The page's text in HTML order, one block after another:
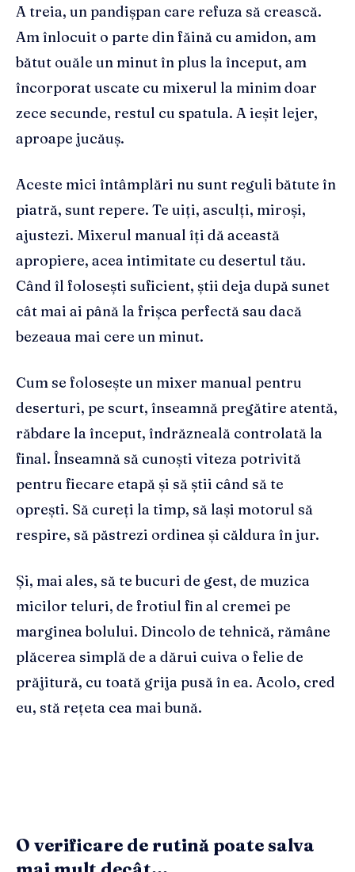
A treia, un pandișpan care refuza să crească.
Am înlocuit o parte din făină cu amidon, am
bătut ouăle un minut în plus la început, am
încorporat uscate cu mixerul la minim doar
zece secunde, restul cu spatula. A ieșit lejer,
aproape jucăuș.
Aceste mici întâmplări nu sunt reguli bătute în
piatră, sunt repere. Te uiți, asculți, miroși,
ajustezi. Mixerul manual îți dă această
apropiere, acea intimitate cu desertul tău.
Când îl folosești suficient, știi deja după sunet
cât mai ai până la frișca perfectă sau dacă
bezeaua mai cere un minut.
Cum se folosește un mixer manual pentru
deserturi, pe scurt, înseamnă pregătire atentă,
răbdare la început, îndrăzneală controlată la
final. Înseamnă să cunoști viteza potrivită
pentru fiecare etapă și să știi când să te
oprești. Să cureți la timp, să lași motorul să
respire, să păstrezi ordinea și căldura în jur.
Și, mai ales, să te bucuri de gest, de muzica
micilor teluri, de frotiul fin al cremei pe
marginea bolului. Dincolo de tehnică, rămâne
plăcerea simplă de a dărui cuiva o felie de
prăjitură, cu toată grija pusă în ea. Acolo, cred
eu, stă rețeta cea mai bună.
O verificare de rutină poate salva